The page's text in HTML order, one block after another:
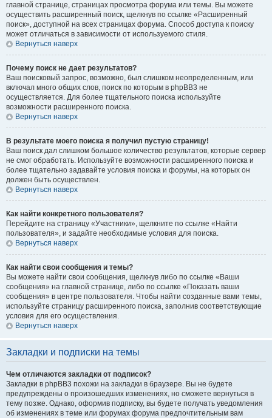
главной странице, страницах просмотра форума или темы. Вы можете
осуществить расширенный поиск, щелкнув по ссылке «Расширенный
поиск», доступной на всех страницах форума. Способ доступа к поиску
может отличаться в зависимости от используемого стиля.
Вернуться наверх
Почему поиск не дает результатов?
Ваш поисковый запрос, возможно, был слишком неопределенным, или
включал много общих слов, поиск по которым в phpBB3 не
осуществляется. Для более тщательного поиска используйте
возможности расширенного поиска.
Вернуться наверх
В результате моего поиска я получил пустую страницу!
Ваш поиск дал слишком большое количество результатов, которые сервер
не смог обработать. Используйте возможности расширенного поиска и
более тщательно задавайте условия поиска и форумы, на которых он
должен быть осуществлен.
Вернуться наверх
Как найти конкретного пользователя?
Перейдите на страницу «Участники», щелкните по ссылке «Найти
пользователя», и задайте необходимые условия для поиска.
Вернуться наверх
Как найти свои сообщения и темы?
Вы можете найти свои сообщения, щелкнув либо по ссылке «Ваши
сообщения» на главной странице, либо по ссылке «Показать ваши
сообщения» в центре пользователя. Чтобы найти созданные вами темы,
используйте страницу расширенного поиска, заполнив соответствующие
условия для его осуществления.
Вернуться наверх
Закладки и подписки на темы
Чем отличаются закладки от подписок?
Закладки в phpBB3 похожи на закладки в браузере. Вы не будете
предупреждены о произошедших изменениях, но сможете вернуться в
тему позже. Однако, оформив подписку, вы будете получать уведомления
об изменениях в теме или форумах форума предпочтительным вам